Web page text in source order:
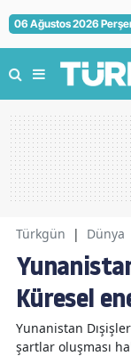
06 Ağustos 2026
Türkgün | Dünya
Küresel
Yunanistan
şartlar oluşması